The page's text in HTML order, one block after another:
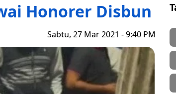
Honorer Disbun
Sabtu, 27 Mar 2021 - 9:40 PM